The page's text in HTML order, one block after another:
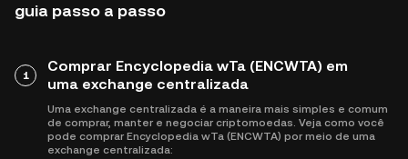
guia passo a passo
1
Comprar Encyclopedia wTa (ENCWTA) em
uma exchange centralizada
Uma exchange centralizada é a maneira mais simples e comum
de comprar, manter e negociar criptomoedas. Veja como você
pode comprar Encyclopedia wTa (ENCWTA) por meio de uma
exchange centralizada: